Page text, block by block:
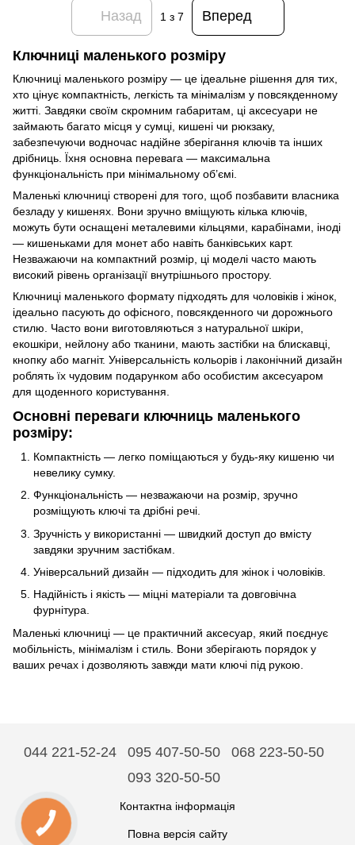
Назад 1 з 7 Вперед
Ключниці маленького розміру
Ключниці маленького розміру — це ідеальне рішення для тих,
хто цінує компактність, легкість та мінімалізм у повсякденному
житті. Завдяки своїм скромним габаритам, ці аксесуари не
займають багато місця у сумці, кишені чи рюкзаку,
забезпечуючи водночас надійне зберігання ключів та інших
дрібниць. Їхня основна перевага — максимальна
функціональність при мінімальному об’ємі.
Маленькі ключниці створені для того, щоб позбавити власника
безладу у кишенях. Вони зручно вміщують кілька ключів,
можуть бути оснащені металевими кільцями, карабінами, іноді
— кишеньками для монет або навіть банківських карт.
Незважаючи на компактний розмір, ці моделі часто мають
високий рівень організації внутрішнього простору.
Ключниці маленького формату підходять для чоловіків і жінок,
ідеально пасують до офісного, повсякденного чи дорожнього
стилю. Часто вони виготовляються з натуральної шкіри,
екошкіри, нейлону або тканини, мають застібки на блискавці,
кнопку або магніт. Універсальність кольорів і лаконічний дизайн
роблять їх чудовим подарунком або особистим аксесуаром
для щоденного користування.
Основні переваги ключниць маленького
розміру:
Компактність — легко поміщаються у будь-яку кишеню чи
невелику сумку.
Функціональність — незважаючи на розмір, зручно
розміщують ключі та дрібні речі.
Зручність у використанні — швидкий доступ до вмісту
завдяки зручним застібкам.
Універсальний дизайн — підходить для жінок і чоловіків.
Надійність і якість — міцні матеріали та довговічна
фурнітура.
Маленькі ключниці — це практичний аксесуар, який поєднує
мобільність, мінімалізм і стиль. Вони зберігають порядок у
ваших речах і дозволяють завжди мати ключі під рукою.
044 221-52-24 095 407-50-50
068 223-50-50
093 320-50-50
Контактна інформація
Повна версія сайту